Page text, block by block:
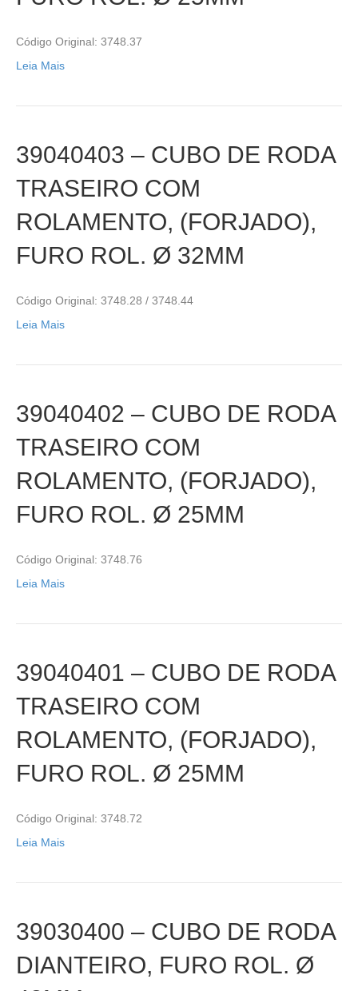
Código Original: 3748.37
Leia Mais
39040403 – CUBO DE RODA
TRASEIRO COM
ROLAMENTO, (FORJADO),
FURO ROL. Ø 32MM
Código Original: 3748.28 / 3748.44
Leia Mais
39040402 – CUBO DE RODA
TRASEIRO COM
ROLAMENTO, (FORJADO),
FURO ROL. Ø 25MM
Código Original: 3748.76
Leia Mais
39040401 – CUBO DE RODA
TRASEIRO COM
ROLAMENTO, (FORJADO),
FURO ROL. Ø 25MM
Código Original: 3748.72
Leia Mais
39030400 – CUBO DE RODA
DIANTEIRO, FURO ROL. Ø